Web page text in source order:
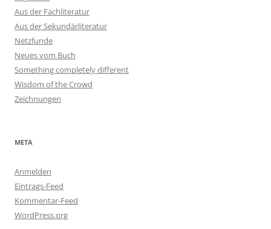
Aus der Fachliteratur
Aus der Sekundärliteratur
Netzfunde
Neues vom Buch
Something completely different
Wisdom of the Crowd
Zeichnungen
META
Anmelden
Eintrags-Feed
Kommentar-Feed
WordPress.org